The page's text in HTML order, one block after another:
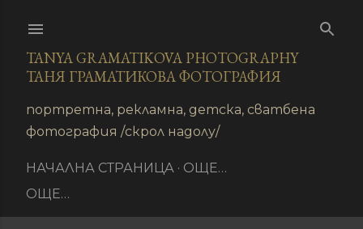
TANYA GRAMATIKOVA PHOTOGRAPHY
ТАНЯ ГРАМАТИКОВА ФОТОГРАФИЯ
портретна, рекламна, детска, сватбена
фотография /скрол надолу/
НАЧАЛНА СТРАНИЦА
ОЩЕ…
ОЩЕ…